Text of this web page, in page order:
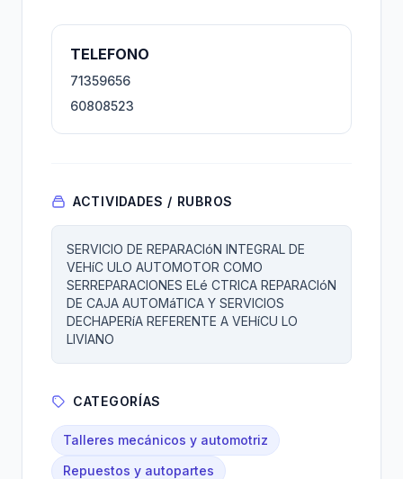
TELEFONO
71359656
60808523
ACTIVIDADES / RUBROS
SERVICIO DE REPARACIóN INTEGRAL DE
VEHíC ULO AUTOMOTOR COMO
SERREPARACIONES ELé CTRICA REPARACIóN
DE CAJA AUTOMáTICA Y SERVICIOS
DECHAPERíA REFERENTE A VEHíCU LO
LIVIANO
CATEGORÍAS
Talleres mecánicos y automotriz
Repuestos y autopartes